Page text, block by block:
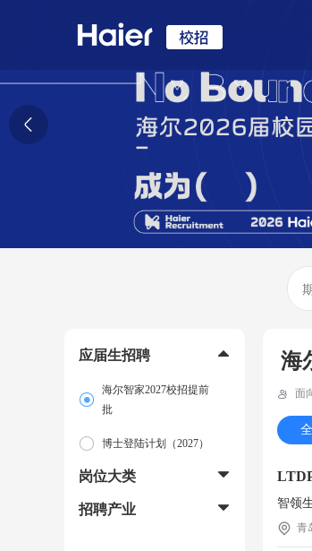
应届生招聘

海尔智家2027校招提前
批
 博士登陆计划（2027）
岗位大类
招聘产业
海
面
智领
青